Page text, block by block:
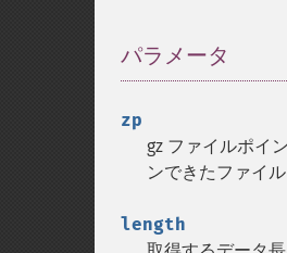
パラメータ
zp
gz ファイルポイ
ンできたファイ
length